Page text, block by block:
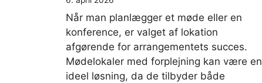
Når man planlægger et møde eller en
konference, er valget af lokation
afgørende for arrangementets succes.
Mødelokaler med forplejning kan være en
ideel løsning, da de tilbyder både